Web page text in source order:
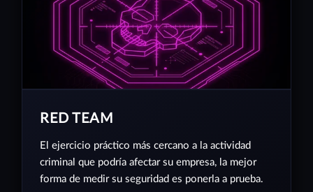
RED TEAM
El ejercicio práctico más cercano a la actividad
criminal que podría afectar su empresa, la mejor
forma de medir su seguridad es ponerla a prueba.